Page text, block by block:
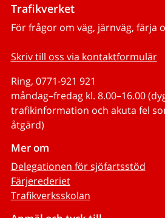
Trafikverket
För frågor om väg, järnväg, färja
Skriv till oss via kontaktformulär
Ring, 0771-921 921
måndag–fredag kl. 8.00–16.00
trafikinformation och akuta fel
åtgärd)
Mer om
Delegationen för sjöfartsstöd
Färjerederiet
Trafikverksskolan